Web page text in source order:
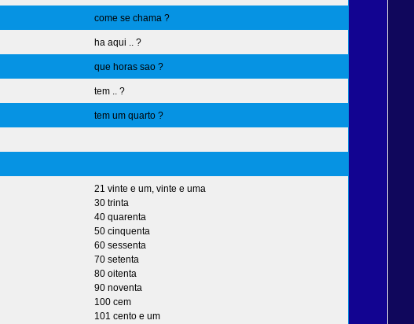
come se chama ?
ha aqui .. ?
que horas sao ?
tem .. ?
tem um quarto ?
21 vinte e um, vinte e uma
30 trinta
40 quarenta
50 cinquenta
60 sessenta
70 setenta
80 oitenta
90 noventa
100 cem
101 cento e um